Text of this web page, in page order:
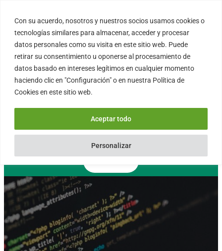
Con su acuerdo, nosotros y nuestros socios usamos cookies o
tecnologías similares para almacenar, acceder y procesar
datos personales como su visita en este sitio web. Puede
retirar su consentimiento u oponerse al procesamiento de
datos basado en intereses legítimos en cualquier momento
haciendo clic en "Configuración" o en nuestra Política de
Cookies en este sitio web.
Personalizar
Aceptar todo
contenido
FORTINUX.COM
08004 – Barcelona
Cataluña – España
info@fortinux.com
0034 – 644 79 25 79
Lun – Vie 9:00 AM a 6:00PM